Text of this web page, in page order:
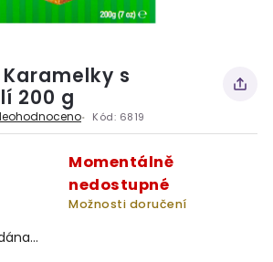
s
200 g
Kód: 6819
Momentálně
nedostupné
Možnosti doručení